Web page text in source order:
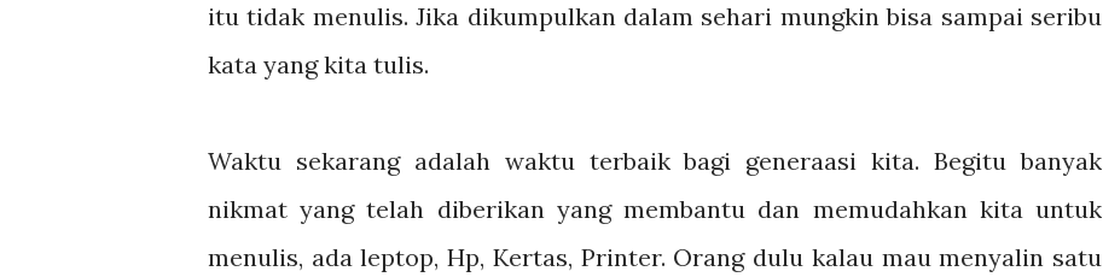
itu tidak menulis. Jika dikumpulkan dalam sehari mungkin bisa sampai seribu
kata yang kita tulis.
Waktu sekarang adalah waktu terbaik bagi generaasi kita. Begitu banyak
nikmat yang telah diberikan yang membantu dan memudahkan kita untuk
menulis, ada leptop, Hp, Kertas, Printer. Orang dulu kalau mau menyalin satu